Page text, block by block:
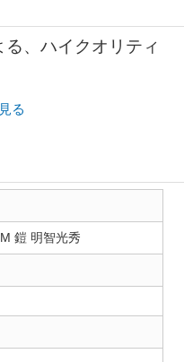
、ハイクオリティ
る
鎧 明智光秀